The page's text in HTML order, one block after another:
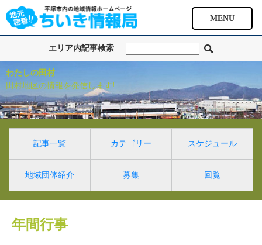
MENU
エリア内記事検索
わたしの田村
田村地区の情報を発信します!
記事一覧 カテゴリー スケジュール
地域団体紹介 募集 回覧
年間行事